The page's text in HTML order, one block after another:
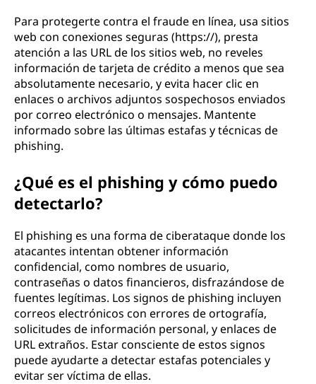
Para protegerte contra el fraude en línea, usa sitios
web con conexiones seguras (https://), presta
atención a las URL de los sitios web, no reveles
información de tarjeta de crédito a menos que sea
absolutamente necesario, y evita hacer clic en
enlaces o archivos adjuntos sospechosos enviados
por correo electrónico o mensajes. Mantente
informado sobre las últimas estafas y técnicas de
phishing.
¿Qué es el phishing y cómo puedo
detectarlo?
El phishing es una forma de ciberataque donde los
atacantes intentan obtener información
confidencial, como nombres de usuario,
contraseñas o datos financieros, disfrazándose de
fuentes legítimas. Los signos de phishing incluyen
correos electrónicos con errores de ortografía,
solicitudes de información personal, y enlaces de
URL extraños. Estar consciente de estos signos
puede ayudarte a detectar estafas potenciales y
evitar ser víctima de ellas.